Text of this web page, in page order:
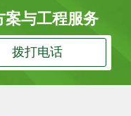
与工程服务
拨打电话